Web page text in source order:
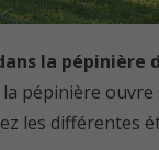
la pépinière
la pépinière
les différentes